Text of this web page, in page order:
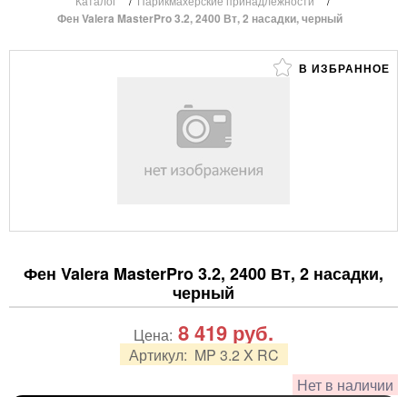
Фен Valera MasterPro 3.2, 2400 Вт, 2 насадки, черный
В ИЗБРАННОЕ
Фен Valera MasterPro 3.2, 2400 Вт, 2 насадки,
черный
Артикул: MP 3.2 X RC
Нет в наличии
Цена: 8 419 руб.